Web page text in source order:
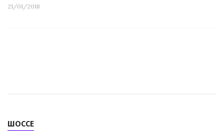
21/01/2018
ШОССЕ